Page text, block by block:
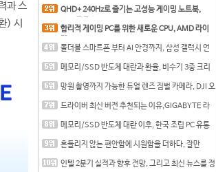
과 스
) 시
QHD+ 240Hz로 즐기는 고성능 게이밍 노트북,
합리적 게이밍 PC를 위한 새로운 CPU, AMD 라이
폴더블 스마트폰 부터 AI 안경까지, 삼성 갤럭시 언
메모리/SSD 반도체 대란과 환율, 비수기 3중 크리
망원 촬영까지 가능한 듀얼 렌즈 짐벌 카메라, DJI 오
드라이버 최신 버전 추천되는 이유,GIGABYTE 라
메모리/SSD 반도체 대란 이후, 한국 조립 PC 유통
흔들리지 않는 편안함에 시원함을 더하다, 잘만
인텔 2분기 실적과 향후 전망, 그리고 최신 뉴스를 정